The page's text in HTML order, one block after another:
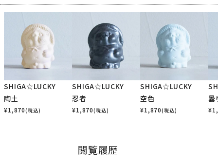
SHIGA☆LUCKY
陶土
¥1,870(税込)
SHIGA☆LUCKY
忍者
¥1,870(税込)
SHIGA☆LUCKY
空色
¥1,870(税込)
曇
¥
閲覧履歴